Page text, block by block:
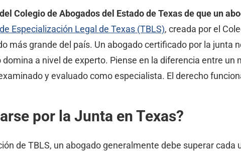
Colegio de Abogados del Estado de Texas de que un
Especialización Legal de Texas (TBLS), creada por el
más grande del país. Un abogado certificado por la junta
a nivel de experto. Piense en la diferencia entre un
y evaluado como especialista. El derecho
por la Junta en Texas?
de TBLS, un abogado generalmente debe superar cada